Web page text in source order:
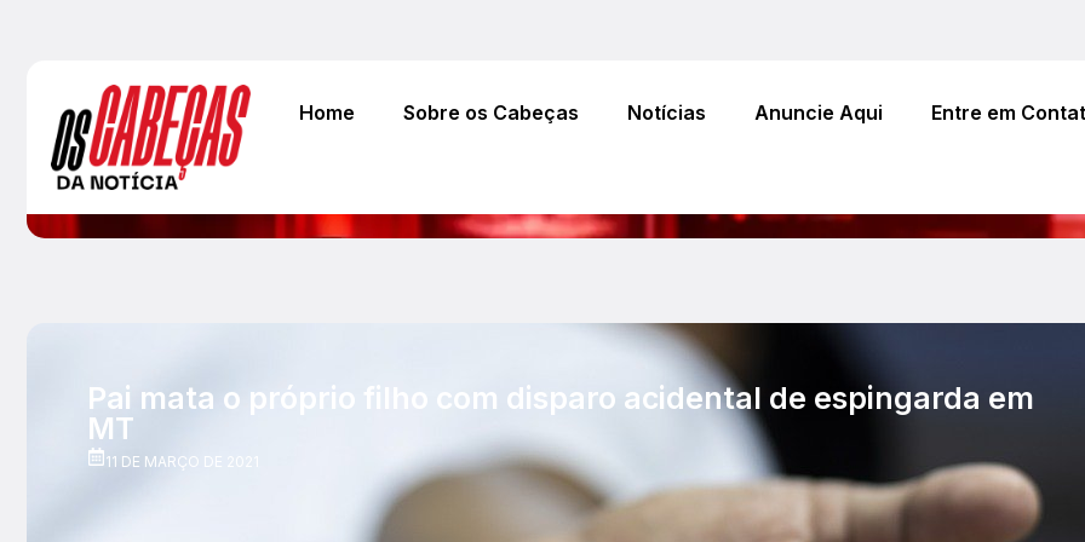
Home Sobre os Cabeças Notícias Anuncie Aqui Entre em
Pai mata o próprio filho com disparo acidental de espingarda em
MT
11 DE MARÇO DE 2021